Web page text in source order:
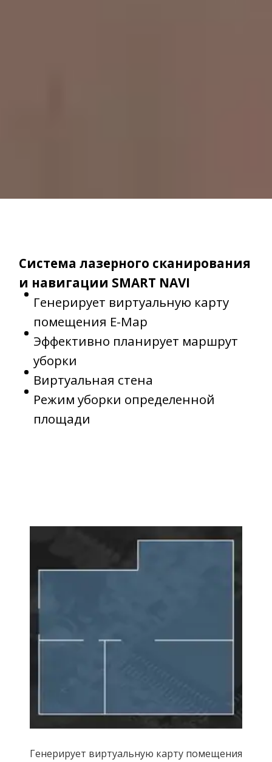
Система лазерного сканирования
и навигации SMART NAVI
Генерирует виртуальную карту
помещения E-Map
Эффективно планирует маршрут
уборки
Виртуальная стена
Режим уборки определенной
площади
Генерирует виртуальную карту помещения